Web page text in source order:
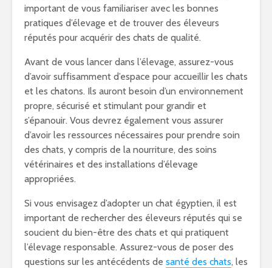
important de vous familiariser avec les bonnes
pratiques d’élevage et de trouver des éleveurs
réputés pour acquérir des chats de qualité.
Avant de vous lancer dans l’élevage, assurez-vous
d’avoir suffisamment d’espace pour accueillir les chats
et les chatons. Ils auront besoin d’un environnement
propre, sécurisé et stimulant pour grandir et
s’épanouir. Vous devrez également vous assurer
d’avoir les ressources nécessaires pour prendre soin
des chats, y compris de la nourriture, des soins
vétérinaires et des installations d’élevage
appropriées.
Si vous envisagez d’adopter un chat égyptien, il est
important de rechercher des éleveurs réputés qui se
soucient du bien-être des chats et qui pratiquent
l’élevage responsable. Assurez-vous de poser des
questions sur les antécédents de santé des chats, les